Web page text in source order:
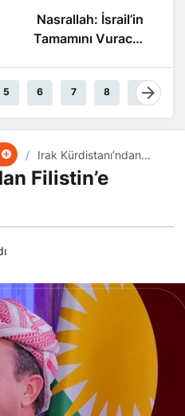
Nasrallah:
Sonu Yakın
5 6 7 8 9
Irak Kürdistanı’ndan
Filistin’e Destek
Filistin’e